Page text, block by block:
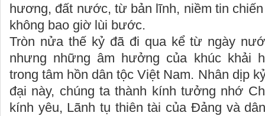
hương, đất nước, từ bản lĩnh, niềm tin
không bao giờ lùi bước.
Tròn nửa thế kỷ đã đi qua kể từ ngày
nhưng những âm hưởng của khúc khải
trong tâm hồn dân tộc Việt Nam. Nhân dịp
đại này, chúng ta thành kính tưởng nhớ
kính yêu, Lãnh tụ thiên tài của Đảng và